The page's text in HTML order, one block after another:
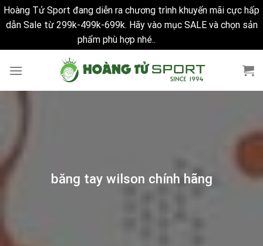
Hoàng Tử Sport đang diễn ra chương trình khuyến mãi cực hấp
dẫn Sale từ 299k-499k-699k. Hãy vào mục SALE và chọn sản
phẩm phù hợp nhé..
băng tay wilson chính hãng